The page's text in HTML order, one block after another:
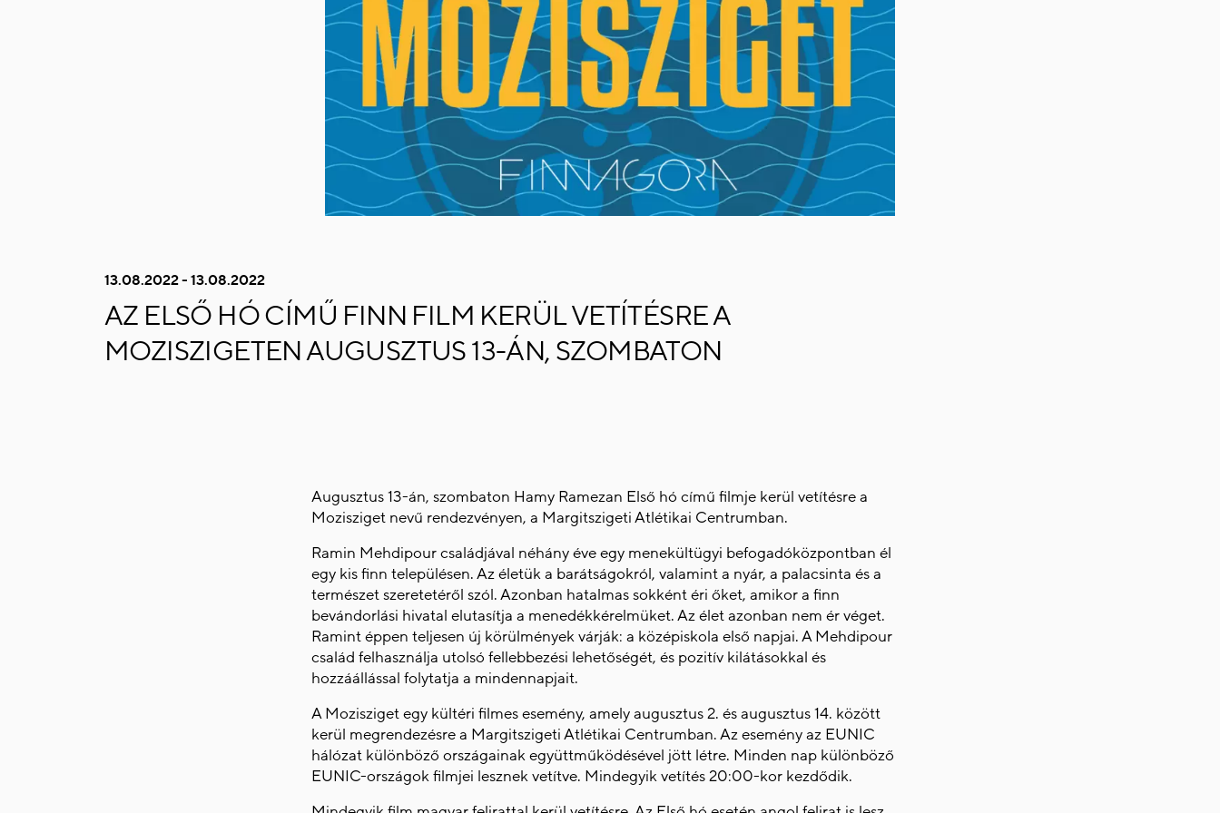
13.08.2022 - 13.08.2022
AZ ELSŐ HÓ CÍMŰ FINN FILM KERÜL VETÍTÉSRE A
MOZISZIGETEN AUGUSZTUS 13-ÁN, SZOMBATON
Augusztus 13-án, szombaton Hamy Ramezan Első hó című filmje kerül vetítésre a
Mozisziget nevű rendezvényen, a Margitszigeti Atlétikai Centrumban.
Ramin Mehdipour családjával néhány éve egy menekültügyi befogadóközpontban él
egy kis finn településen. Az életük a barátságokról, valamint a nyár, a palacsinta és a
természet szeretetéről szól. Azonban hatalmas sokként éri őket, amikor a finn
bevándorlási hivatal elutasítja a menedékkérelmüket. Az élet azonban nem ér véget.
Ramint éppen teljesen új körülmények várják: a középiskola első napjai. A Mehdipour
család felhasználja utolsó fellebbezési lehetőségét, és pozitív kilátásokkal és
hozzáállással folytatja a mindennapjait.
A Mozisziget egy kültéri filmes esemény, amely augusztus 2. és augusztus 14. között
kerül megrendezésre a Margitszigeti Atlétikai Centrumban. Az esemény az EUNIC
hálózat különböző országainak együttműködésével jött létre. Minden nap különböző
EUNIC-országok filmjei lesznek vetítve. Mindegyik vetítés 20:00-kor kezdődik.